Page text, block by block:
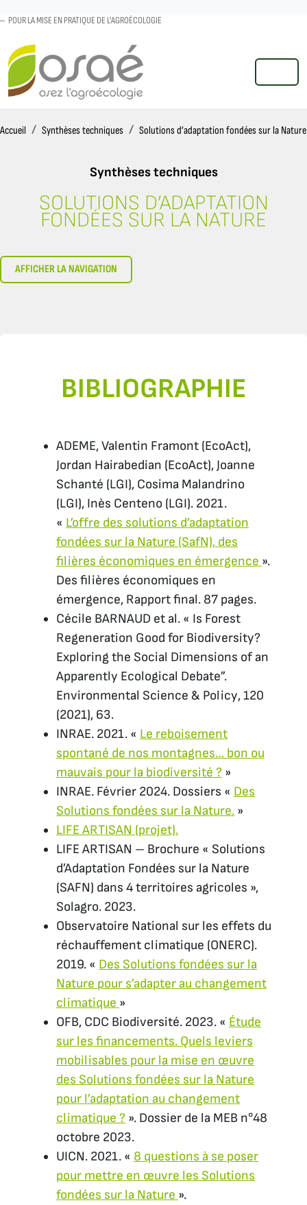
POUR LA MISE EN PRATIQUE DE L'AGROÉCOLOGIE
MENU
Accueil AccueilSynthèses techniques Solutions d’adaptation fondées sur la Nature
Synthèses techniques
BIBLIOGRAPHIE
SOLUTIONS D’ADAPTATION
FONDÉES SUR LA NATURE
AFFICHER LA NAVIGATION
BIBLIOGRAPHIE
ADEME, Valentin Framont (EcoAct),
Jordan Hairabedian (EcoAct), Joanne
Schanté (LGI), Cosima Malandrino
(LGI), Inès Centeno (LGI). 2021.
« L’offre des solutions d’adaptation
fondées sur la Nature (SafN), des
filières économiques en émergence ».
Des filières économiques en
émergence, Rapport final. 87 pages.
Cécile BARNAUD et al. « Is Forest
Regeneration Good for Biodiversity?
Exploring the Social Dimensions of an
Apparently Ecological Debate”.
Environmental Science & Policy, 120
(2021), 63.
INRAE. 2021. « Le reboisement
spontané de nos montagnes… bon ou
mauvais pour la biodiversité ? »
INRAE. Février 2024. Dossiers « Des
Solutions fondées sur la Nature. »
LIFE ARTISAN (projet).
LIFE ARTISAN – Brochure « Solutions
d’Adaptation Fondées sur la Nature
(SAFN) dans 4 territoires agricoles »,
Solagro. 2023.
Observatoire National sur les effets du
réchauffement climatique (ONERC).
2019. « Des Solutions fondées sur la
Nature pour s’adapter au changement
climatique »
OFB, CDC Biodiversité. 2023. « Étude
sur les financements. Quels leviers
mobilisables pour la mise en œuvre
des Solutions fondées sur la Nature
pour l’adaptation au changement
climatique ? ». Dossier de la MEB n°48
octobre 2023.
UICN. 2021. « 8 questions à se poser
pour mettre en œuvre les Solutions
fondées sur la Nature ».